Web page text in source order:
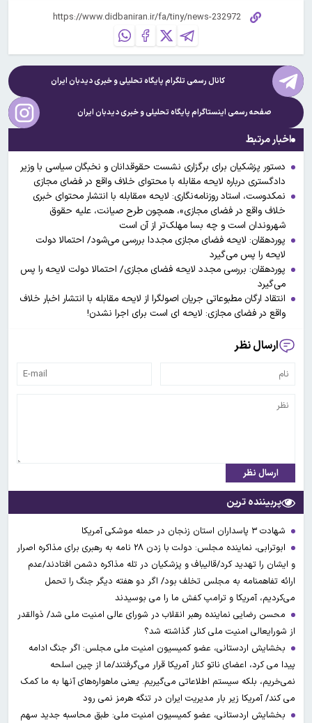
کانال رسمی تلگرام پایگاه تحلیلی و خبریدیدبان ایران
صفحه رسمی اینستاگرام پایگاه تحلیلی و خبریدیدبان ایران
اخبار مرتبط
دستور پزشکیان برای برگزاری نشست حقوقدانان و نخبگان سیاسی با وزیر
دادگستری درباره لایحه مقابله با محتوای خلاف واقع در فضای مجازی
نمکدوست، استاد روزنامه‌نگاری: لایحه «مقابله با انتشار محتوای خبری
خلاف واقع در فضای مجازی»، ‏همچون طرح صیانت، علیه حقوق
شهروندان است و چه بسا مهلک‌تر از آن است
پوردهقان: لایحه فضای مجازی مجددا بررسی می‌شود/ احتمالا دولت
لایحه را پس می‌گیرد
پوردهقان: بررسی مجدد لایحه فضای مجازی/ احتمالا دولت لایحه را پس
می‌گیرد
انتقاد ارگان مطبوعاتی جریان اصولگرا از لایحه مقابله با انتشار اخبار خلاف
واقع در فضای مجازی: لایحه ای است برای اجرا نشدن!
ارسال نظر
ارسال نظر
پربیننده ترین
شهادت ۳ ‌پاسداران استان زنجان در حمله موشکی آمریکا
ابوترابی، نماینده مجلس: دولت با زدن ۲۸ نامه به رهبری برای مذاکره اصرار
و ایشان را تهدید کرد/قالیباف و پزشکیان در تله مذاکره دشمن افتادند/عدم
ارائه تفاهمنامه به مجلس تخلف بود/ اگر دو هفته دیگر جنگ را تحمل
می‌کردیم، آمریکا و ترامپ کفش ما را می بوسیدند
محسن رضایی نماینده رهبر انقلاب در شورای عالی امنیت ملی شد/ ذوالقدر
از شورایعالی امنیت ملی کنار گذاشته شد؟
بخشایش اردستانی، عضو کمیسیون امنیت ملی مجلس: اگر جنگ ادامه
پیدا می کرد، اعضای ناتو کنار آمریکا قرار می‌گرفتند/ما از چین اسلحه
نمی‌خریم، بلکه سیستم اطلاعاتی می‌گیریم. یعنی ماهواره‌های آنها به ما کمک
می کند/ آمریکا زیر بار مدیریت ایران در تنگه هرمز نمی رود
بخشایش اردستانی، عضو کمیسیون امنیت ملی: طبق محاسبه جدید سهم